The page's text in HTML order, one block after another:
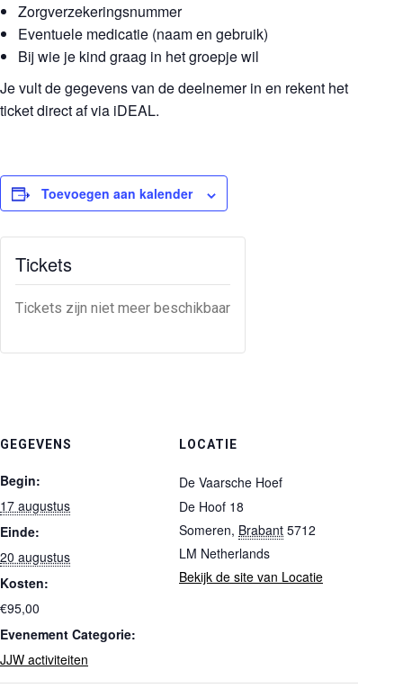
Zorgverzekeringsnummer
Eventuele medicatie (naam en gebruik)
Bij wie je kind graag in het groepje wil
Je vult de gegevens van de deelnemer in en rekent het
ticket direct af via iDEAL.
Toevoegen aan kalender
GEGEVENS
Begin:
17 augustus
Einde:
20 augustus
Kosten:
€95,00
Evenement Categorie:
JJW activiteiten
LOCATIE
De Vaarsche Hoef
De Hoof 18
Someren, Brabant 5712
LM Netherlands
Bekijk de site van Locatie
Tickets
Tickets zijn niet meer beschikbaar